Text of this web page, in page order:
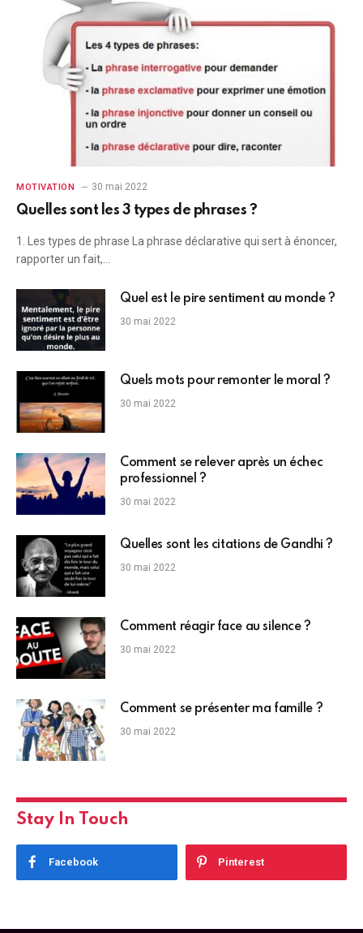
MOTIVATION 30 mai 2022
Quelles sont les 3 types de phrases ?
1. Les types de phrase La phrase déclarative qui sert à énoncer,
rapporter un fait,…
Quel est le pire sentiment au monde ?
30 mai 2022
Quels mots pour remonter le moral ?
30 mai 2022
Comment se relever après un échec
professionnel ?
30 mai 2022
Quelles sont les citations de Gandhi ?
30 mai 2022
Comment réagir face au silence ?
30 mai 2022
Comment se présenter ma famille ?
30 mai 2022
Stay In Touch
Facebook Pinterest